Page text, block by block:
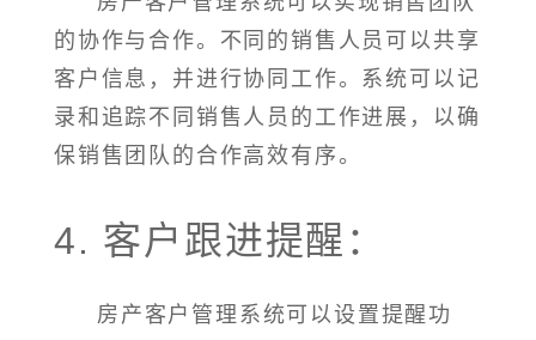
的协作与合作。不同的销售人员可以共享
客户信息，并进行协同工作。系统可以记
录和追踪不同销售人员的工作进展，以确
保销售团队的合作高效有序。
4. 客户跟进提醒：
房产客户管理系统可以设置提醒功